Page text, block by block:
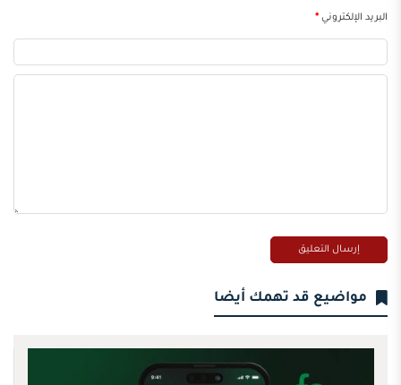
البريد الإلكتروني*
مواضيع قد تهمك أيضا